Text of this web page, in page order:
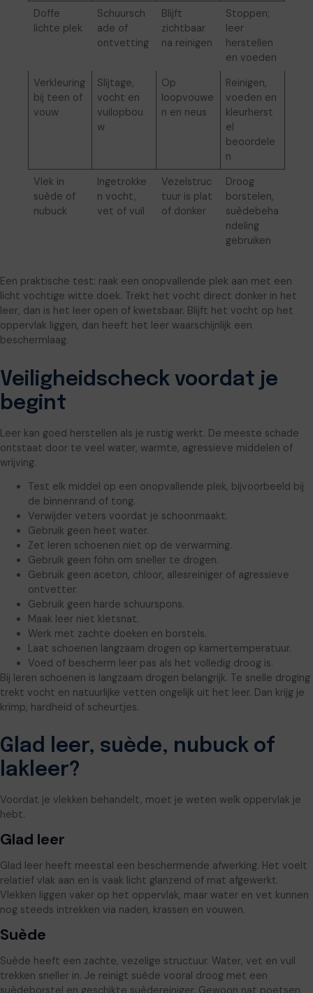
Doffe
lichte plek
Schuursch
ade of
ontvetting
Blijft
zichtbaar
na reinigen
Stoppen;
leer
herstellen
en voeden
Verkleuring
bij teen of
vouw
Slijtage,
vocht en
vuilopbou
w
Op
loopvouwe
n en neus
Reinigen,
voeden en
kleurherst
el
beoordele
n
Vlek in
suède of
nubuck
Ingetrokke
n vocht,
vet of vuil
Vezelstruc
tuur is plat
of donker
Droog
borstelen,
suèdebeha
ndeling
gebruiken
Een praktische test: raak een onopvallende plek aan met een
licht vochtige witte doek. Trekt het vocht direct donker in het
leer, dan is het leer open of kwetsbaar. Blijft het vocht op het
oppervlak liggen, dan heeft het leer waarschijnlijk een
beschermlaag.
Veiligheidscheck voordat je
begint
Leer kan goed herstellen als je rustig werkt. De meeste schade
ontstaat door te veel water, warmte, agressieve middelen of
wrijving.
Test elk middel op een onopvallende plek, bijvoorbeeld bij
de binnenrand of tong.
Verwijder veters voordat je schoonmaakt.
Gebruik geen heet water.
Zet leren schoenen niet op de verwarming.
Gebruik geen föhn om sneller te drogen.
Gebruik geen aceton, chloor, allesreiniger of agressieve
ontvetter.
Gebruik geen harde schuurspons.
Maak leer niet kletsnat.
Werk met zachte doeken en borstels.
Laat schoenen langzaam drogen op kamertemperatuur.
Voed of bescherm leer pas als het volledig droog is.
Bij leren schoenen is langzaam drogen belangrijk. Te snelle droging
trekt vocht en natuurlijke vetten ongelijk uit het leer. Dan krijg je
krimp, hardheid of scheurtjes.
Glad leer, suède, nubuck of
lakleer?
Voordat je vlekken behandelt, moet je weten welk oppervlak je
hebt.
Glad leer
Glad leer heeft meestal een beschermende afwerking. Het voelt
relatief vlak aan en is vaak licht glanzend of mat afgewerkt.
Vlekken liggen vaker op het oppervlak, maar water en vet kunnen
nog steeds intrekken via naden, krassen en vouwen.
Suède
Suède heeft een zachte, vezelige structuur. Water, vet en vuil
trekken sneller in. Je reinigt suède vooral droog met een
suèdeborstel en geschikte suèdereiniger. Gewoon nat poetsen